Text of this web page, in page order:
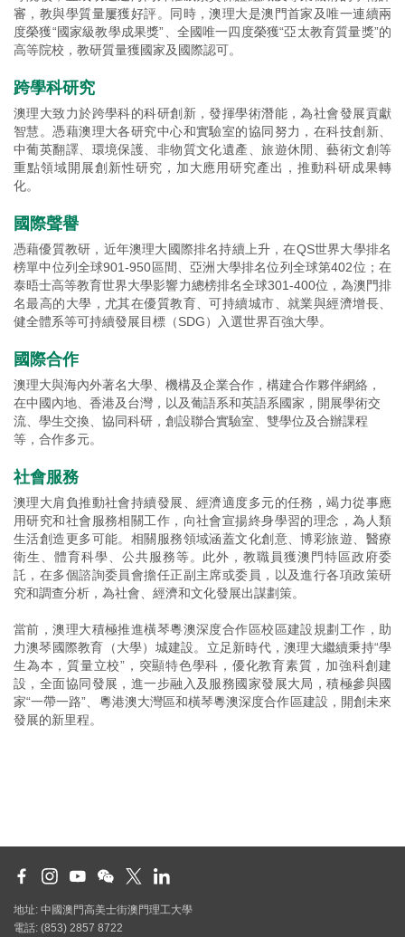
審，教與學質量屢獲好評。同時，澳理大是澳門首家及唯一連續兩
度榮獲“國家級教學成果獎”、全國唯一四度榮獲“亞太教育質量獎”的
高等院校，教研質量獲國家及國際認可。
跨學科研究
澳理大致力於跨學科的科研創新，發揮學術潛能，為社會發展貢獻
智慧。憑藉澳理大各研究中心和實驗室的協同努力，在科技創新、
中葡英翻譯、環境保護、非物質文化遺產、旅遊休閒、藝術文創等
重點領域開展創新性研究，加大應用研究產出，推動科研成果轉
化。
國際聲譽
憑藉優質教研，近年澳理大國際排名持續上升，在QS世界大學排名
榜單中位列全球901-950區間、亞洲大學排名位列全球第402位；在
泰晤士高等教育世界大學影響力總榜排名全球301-400位，為澳門排
名最高的大學，尤其在優質教育、可持續城市、就業與經濟增長、
健全體系等可持續發展目標（SDG）入選世界百強大學。
國際合作
澳理大與海內外著名大學、機構及企業合作，構建合作夥伴網絡，
在中國內地、香港及台灣，以及葡語系和英語系國家，開展學術交
流、學生交換、協同科研，創設聯合實驗室、雙學位及合辦課程
等，合作多元。
社會服務
澳理大肩負推動社會持續發展、經濟適度多元的任務，竭力從事應
用研究和社會服務相關工作，向社會宣揚終身學習的理念，為人類
生活創造更多可能。相關服務領域涵蓋文化創意、博彩旅遊、醫療
衛生、體育科學、公共服務等。此外，教職員獲澳門特區政府委
託，在多個諮詢委員會擔任正副主席或委員，以及進行各項政策研
究和調查分析，為社會、經濟和文化發展出謀劃策。
當前，澳理大積極推進橫琴粵澳深度合作區校區建設規劃工作，助
力澳琴國際教育（大學）城建設。立足新時代，澳理大繼續秉持“學
生為本，質量立校”，突顯特色學科，優化教育素質，加強科創建
設，全面協同發展，進一步融入及服務國家發展大局，積極參與國
家“一帶一路”、粵港澳大灣區和橫琴粵澳深度合作區建設，開創未來
發展的新里程。
地址: 中國澳門高美士街澳門理工大學
電話: (853) 2857 8722